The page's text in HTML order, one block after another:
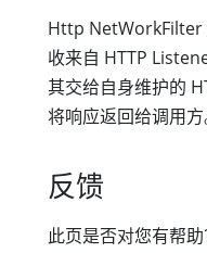
Http NetWorkFilter
收来自 HTTP
其交给自身维护的
将响应返回给调用方
反馈
此页是否对您有帮助